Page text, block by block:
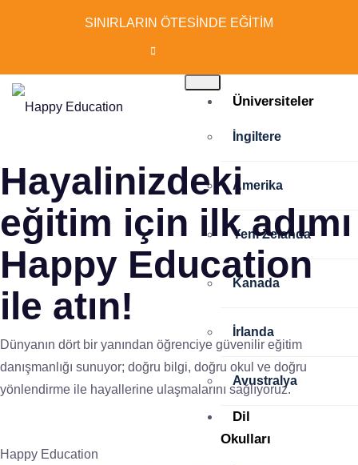
SINIRLARIN ÖTESİNDE EĞİTİM
Üniversiteler
İngiltere
Amerika
Yeni Zelanda
Kanada
İrlanda
Avustralya
Dil
Okulları
Hayalinizdeki
eğitim için ilk adımı
Happy Education
ile atın!
Dünyanın dört bir yanından öğrenciye güvenilir eğitim
danışmanlığı sunuyor; doğru bilgi, doğru okul ve doğru
yönlendirme ile hayallerine ulaşmalarını sağlıyoruz.
Happy Education